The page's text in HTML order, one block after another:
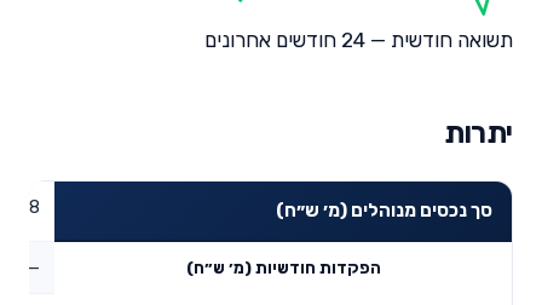
תשואה חודשית — 24 חודשים אחרונים
יתרות
סך נכסים מנוהלים (מ׳ ש״ח)
הפקדות חודשיות (מ׳ ש״ח) —